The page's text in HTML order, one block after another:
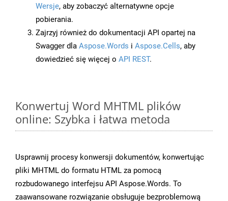
Wersje, aby zobaczyć alternatywne opcje
pobierania.
Zajrzyj również do dokumentacji API opartej na
Swagger dla Aspose.Words i Aspose.Cells, aby
dowiedzieć się więcej o API REST.
Konwertuj Word MHTML plików
online: Szybka i łatwa metoda
Usprawnij procesy konwersji dokumentów, konwertując
pliki MHTML do formatu HTML za pomocą
rozbudowanego interfejsu API Aspose.Words. To
zaawansowane rozwiązanie obsługuje bezproblemową